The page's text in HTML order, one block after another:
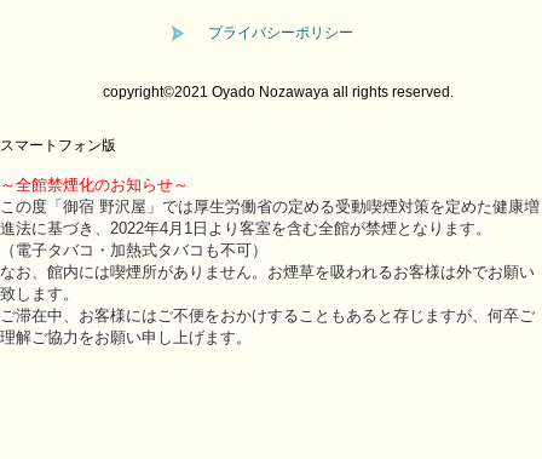
・・・小さな民宿ならではの、充実なひとときをお過ごしくださ
プライバシーポリシー
copyright©2021 Oyado Nozawaya all rights reserved.
スマートフォン版
～全館禁煙化のお知らせ～
この度「御宿 野沢屋」では厚生労働省の定める受動喫煙対策を定めた健康増
進法に基づき、2022年4月1日より客室を含む全館が禁煙となります。
（電子タバコ・加熱式タバコも不可）
なお、館内には喫煙所がありません。お煙草を吸われるお客様は外でお願い
致します。
ご滞在中、お客様にはご不便をおかけすることもあると存じますが、何卒ご
理解ご協力をお願い申し上げます。